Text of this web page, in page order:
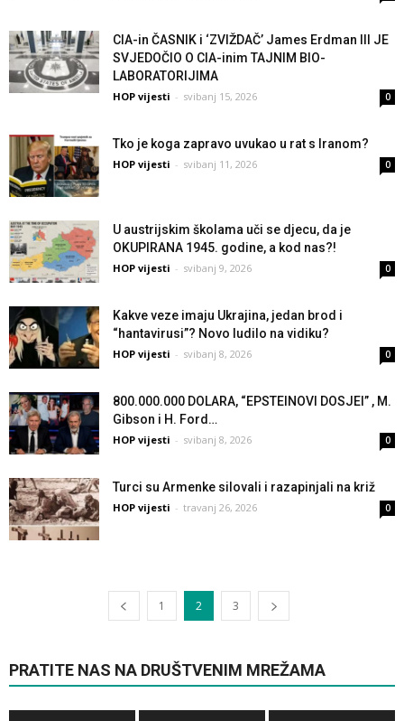
CIA-in ČASNIK i ‘ZVIŽDAČ’ James Erdman III JE
SVJEDOČIO O CIA-inim TAJNIM BIO-
LABORATORIJIMA
HOP vijesti - svibanj 15, 2026 0
Tko je koga zapravo uvukao u rat s Iranom?
HOP vijesti - svibanj 11, 2026 0
U austrijskim školama uči se djecu, da je
OKUPIRANA 1945. godine, a kod nas?!
HOP vijesti - svibanj 9, 2026 0
Kakve veze imaju Ukrajina, jedan brod i
“hantavirusi”? Novo ludilo na vidiku?
HOP vijesti - svibanj 8, 2026 0
800.000.000 DOLARA, “EPSTEINOVI DOSJEI” , M.
Gibson i H. Ford…
HOP vijesti - svibanj 8, 2026 0
Turci su Armenke silovali i razapinjali na križ
HOP vijesti - travanj 26, 2026 0
1 2 3
PRATITE NAS NA DRUŠTVENIM MREŽAMA